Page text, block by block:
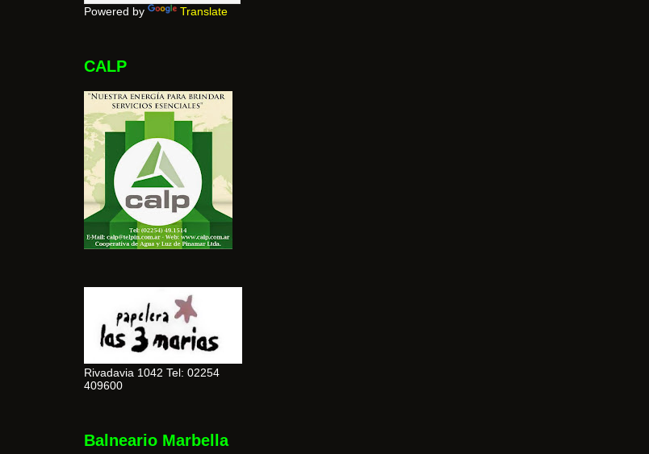
Powered by Translate
CALP
Rivadavia 1042 Tel: 02254
409600
Balneario Marbella